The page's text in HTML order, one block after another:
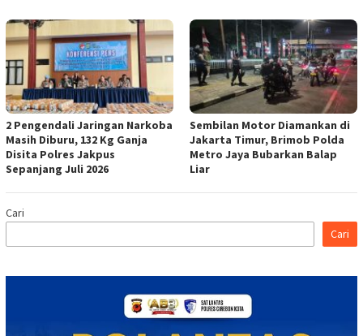
2 Pengendali Jaringan Narkoba
Masih Diburu, 132 Kg Ganja
Disita Polres Jakpus
Sepanjang Juli 2026
Sembilan Motor Diamankan di
Jakarta Timur, Brimob Polda
Metro Jaya Bubarkan Balap
Liar
Cari
Cari